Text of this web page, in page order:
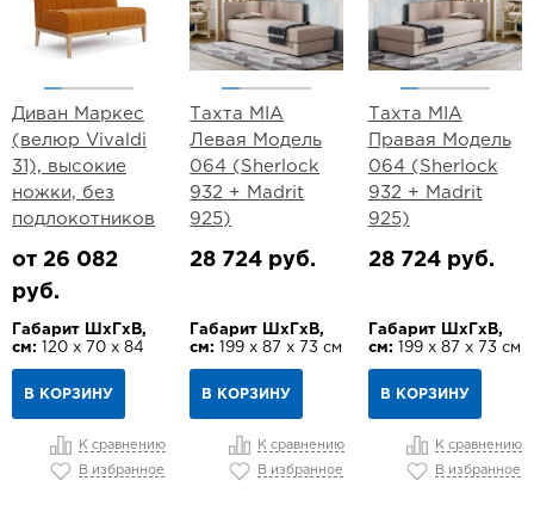
Диван Маркес
(велюр Vivaldi
31), высокие
ножки, без
подлокотников
от 26 082
руб.
Габарит ШхГхВ,
см: 120 х 70 х 84
В КОРЗИНУ
К сравнению
В избранное
Тахта MIA
Левая Модель
064 (Sherlock
932 + Madrit
925)
28 724 руб.
Габарит ШхГхВ,
см:
199 х 87 х 73 см
В КОРЗИНУ
К сравнению
В избранное
Тахта MIA
Правая Модель
064 (Sherlock
932 + Madrit
925)
28 724 руб.
Габарит ШхГхВ,
см: 199 х 87 х 73 см
В КОРЗИНУ
К сравнению
В избранное